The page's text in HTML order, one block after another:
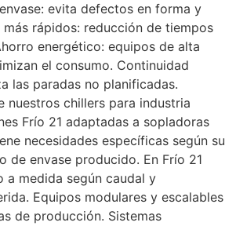
evita defectos en forma y
más rápidos: reducción de tiempos
energético: equipos de alta
el consumo. Continuidad
las paradas no planificadas.
nuestros chillers para industria
Frío 21 adaptadas a sopladoras
necesidades específicas según su
de envase producido. En Frío 21
a medida según caudal y
Equipos modulares y escalables
de producción. Sistemas